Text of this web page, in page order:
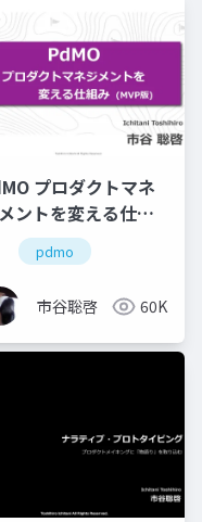
プロダクトマネ
ントを変える仕組
版)
pdmo
市谷聡啓 60K